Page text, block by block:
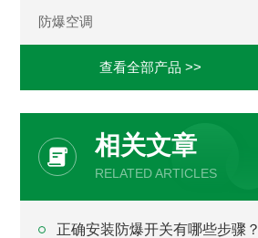
防爆空调
查看全部产品 >>
相关文章
RELATED ARTICLES
正确安装防爆开关有哪些步骤？